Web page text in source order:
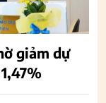
giảm dự